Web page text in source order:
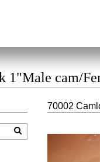
1"Male cam/
70002